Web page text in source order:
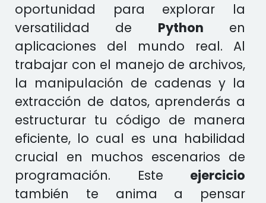
oportunidad para explorar la
versatilidad de Python en
aplicaciones del mundo real. Al
trabajar con el manejo de archivos,
la manipulación de cadenas y la
extracción de datos, aprenderás a
estructurar tu código de manera
eficiente, lo cual es una habilidad
crucial en muchos escenarios de
programación. Este ejercicio
también te anima a pensar